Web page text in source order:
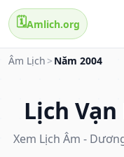
🗓️Amlich.org
Âm Lịch > Năm 2004
Lịch
Xem Lịch Âm -